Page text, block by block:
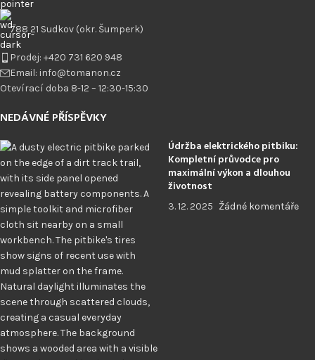
788 21 Sudkov (okr. Šumperk)
Prodej: +420 731 620 948
Email: info@tomanon.cz
Otevírací doba 8-12 – 12:30-15:30
NEDÁVNÉ PŘÍSPĚVKY
Údržba elektrického pitbiku:
Kompletní průvodce pro
maximální výkon a dlouhou
životnost
3. 12. 2025 Žádné komentáře